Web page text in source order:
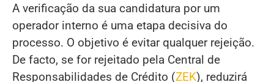
A verificação da sua candidatura por um
operador interno é uma etapa decisiva do
processo. O objetivo é evitar qualquer rejeição.
De facto, se for rejeitado pela Central de
Responsabilidades de Crédito (ZEK), reduzirá